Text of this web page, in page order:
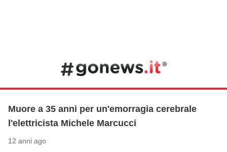
Muore a 35 anni per un'emorragia cerebrale
l'elettricista Michele Marcucci
12 anni ago